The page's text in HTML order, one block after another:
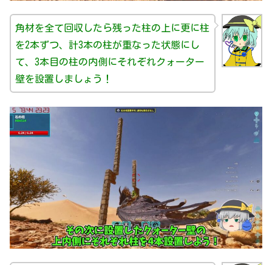
角材を全て回収したら残った柱の上に更に柱
を2本ずつ、計3本の柱が重なった状態にし
て、3本目の柱の内側にそれぞれクォーター
壁を設置しましょう！